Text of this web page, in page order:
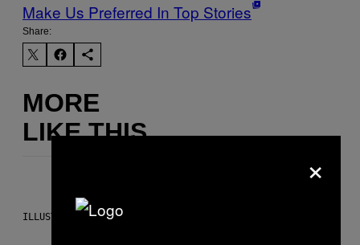
Make Us Preferred In Top Stories
Share:
MORE
LIKE THIS
ILLUSTRATION BY REESA.
×